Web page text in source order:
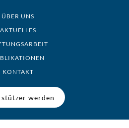
ÜBER UNS
AKTUELLES
KONTAKT
werden